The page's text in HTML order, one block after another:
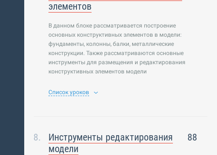
элементов
В данном блоке рассматривается построение
основных конструктивных элементов в модели:
фундаменты, колонны, балки, металлические
конструкции. Также рассматриваются основные
инструменты для размещения и редактирования
конструктивных элементов модели
Список уроков
Инструменты редактирования
модели
88